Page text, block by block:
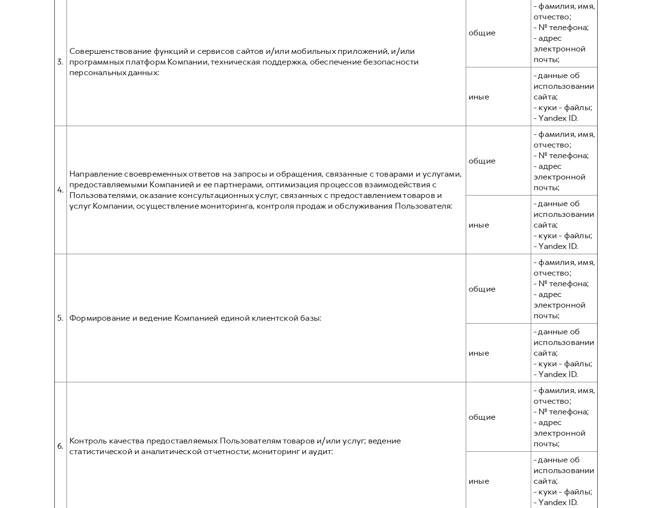
3.
Совершенствование функций и сервисов сайтов и/или мобильных приложений, и/или
программных платформ Компании, техническая поддержка, обеспечение безопасности
персональных данных:
общие
- фамилия, имя,
отчество;
- № телефона;
- адрес
электронной
почты;
иные
- данные об
использовании
сайта;
- куки - файлы;
- Yandex ID.
4.
Направление своевременных ответов на запросы и обращения, связанные с товарами и услугами,
предоставляемыми Компанией и ее партнерами, оптимизация процессов взаимодействия с
Пользователями, оказание консультационных услуг, связанных с предоставлением товаров и
услуг Компании, осуществление мониторинга, контроля продаж и обслуживания Пользователя:
общие
- фамилия, имя,
отчество;
- № телефона;
- адрес
электронной
почты;
иные
- данные об
использовании
сайта;
- куки - файлы;
- Yandex ID.
5. Формирование и ведение Компанией единой клиентской базы:
общие
- фамилия, имя,
отчество;
- № телефона;
- адрес
электронной
почты;
иные
- данные об
использовании
сайта;
- куки - файлы;
- Yandex ID.
6.
Контроль качества предоставляемых Пользователям товаров и/или услуг; ведение
статистической и аналитической отчетности; мониторинг и аудит:
общие
- фамилия, имя,
отчество;
- № телефона;
- адрес
электронной
почты;
иные
- данные об
использовании
сайта;
- куки - файлы;
- Yandex ID.